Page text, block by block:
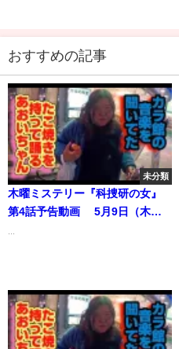
おすすめの記事
未分類
木曜ミステリー『科捜研の女』
第4話予告動画 5月9日（木）